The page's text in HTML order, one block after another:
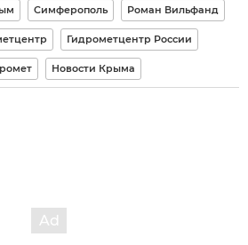
Симферополь Роман Вильфанд
Гидрометцентр России
Новости Крыма